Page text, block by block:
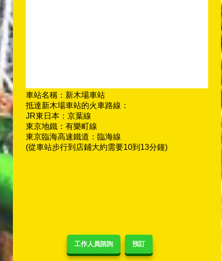
工作人員諮詢 預訂
車站名稱：新木場車站
抵達新木場車站的火車路線：
JR東日本：京葉線
東京地鐵：有樂町線
東京臨海高速鐵道：臨海線
(從車站步行到店鋪大約需要10到13分鐘)